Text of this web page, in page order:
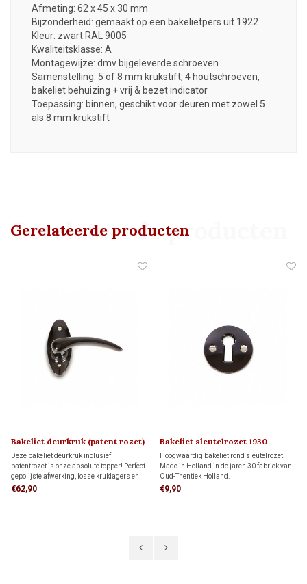
Afmeting: 62 x 45 x 30 mm
Bijzonderheid: gemaakt op een bakelietpers uit 1922
Kleur: zwart RAL 9005
Kwaliteitsklasse: A
Montagewijze: dmv bijgeleverde schroeven
Samenstelling: 5 of 8 mm krukstift, 4 houtschroeven,
bakeliet behuizing + vrij & bezet indicator
Toepassing: binnen, geschikt voor deuren met zowel 5
als 8 mm krukstift
Gerelateerde producten
Gerelateerde producten
Bakeliet deurkruk (patent rozet)
PHILITE 1930
Deze bakeliet deurkruk inclusief
patentrozet is onze absolute topper! Perfect
gepolijste afwerking, losse kruklagers en
messing vernikkelde patentschroeven voor
€62,90
Bakeliet sleutelrozet 1930
Hoogwaardig bakeliet rond sleutelrozet.
Made in Holland in de jaren 30 fabriek van
Oud-Thentiek Holland.
€9,90